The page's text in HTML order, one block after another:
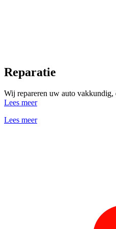
Reparatie
Wij repareren uw auto
Lees meer
Lees meer